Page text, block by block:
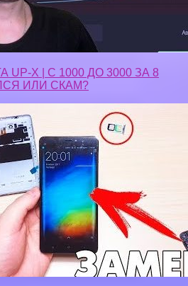
ЗАМЕНА ДИСПЛЕЙНОГО